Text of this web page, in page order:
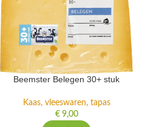
Beemster Belegen 30+ stuk
Kaas, vleeswaren, tapas
€9,00